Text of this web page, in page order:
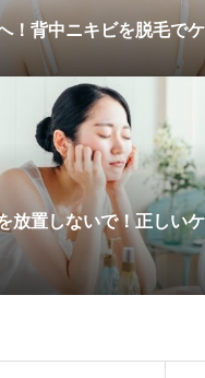
！背中ニキビを脱毛でケ
放置しないで！正しい